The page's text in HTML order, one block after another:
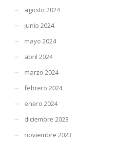
agosto 2024
junio 2024
mayo 2024
abril 2024
marzo 2024
febrero 2024
enero 2024
diciembre 2023
noviembre 2023